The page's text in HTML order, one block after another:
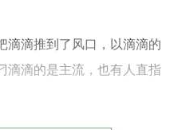
滴滴推到了风口，以滴滴的
滴滴的是主流，也有人直指